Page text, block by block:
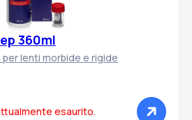
360ml
lenti morbide e rigide
esaurito.